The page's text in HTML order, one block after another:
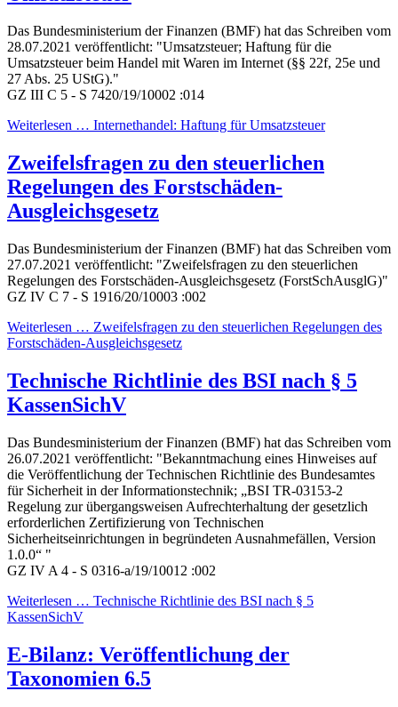
Das Bundesministerium der Finanzen (BMF) hat das Schreiben vom
28.07.2021 veröffentlicht: "Umsatzsteuer; Haftung für die
Umsatzsteuer beim Handel mit Waren im Internet (§§ 22f, 25e und
27 Abs. 25 UStG)."
GZ III C 5 - S 7420/19/10002 :014
Weiterlesen … Internethandel: Haftung für Umsatzsteuer
Zweifelsfragen zu den steuerlichen
Regelungen des Forstschäden-
Ausgleichsgesetz
Das Bundesministerium der Finanzen (BMF) hat das Schreiben vom
27.07.2021 veröffentlicht: "Zweifelsfragen zu den steuerlichen
Regelungen des Forstschäden-Ausgleichsgesetz (ForstSchAusglG)"
GZ IV C 7 - S 1916/20/10003 :002
Weiterlesen … Zweifelsfragen zu den steuerlichen Regelungen des
Forstschäden-Ausgleichsgesetz
Technische Richtlinie des BSI nach § 5
KassenSichV
Das Bundesministerium der Finanzen (BMF) hat das Schreiben vom
26.07.2021 veröffentlicht: "Bekanntmachung eines Hinweises auf
die Veröffentlichung der Technischen Richtlinie des Bundesamtes
für Sicherheit in der Informationstechnik; „BSI TR-03153-2
Regelung zur übergangsweisen Aufrechterhaltung der gesetzlich
erforderlichen Zertifizierung von Technischen
Sicherheitseinrichtungen in begründeten Ausnahmefällen, Version
1.0.0“ "
GZ IV A 4 - S 0316-a/19/10012 :002
Weiterlesen … Technische Richtlinie des BSI nach § 5
KassenSichV
E-Bilanz: Veröffentlichung der
Taxonomien 6.5